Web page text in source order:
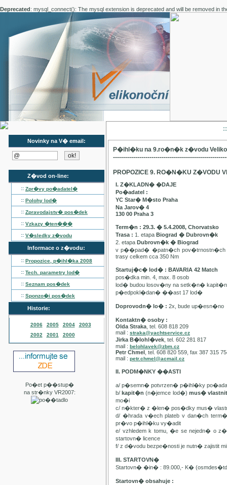
Deprecated: mysql_connect(): The mysql extension is deprecated and will be removed in
Novinky na V� email:
Z�vod on-line:
:: Zpr�vy po�adatel�
:: Polohy lod�
:: Zpravodajstv� pos�dek
:: Vzkazy �ten���
:: V�sledky z�vodu
Informace o z�vodu:
:: Propozice, p�ihl�ka 2008
:: Tech. parametry lod�
:: Seznam pos�dek
:: Sponzo�i pos�dek
Historie:
2006 2005 2004
2003
2002
2001 2000
Po�et p��stup�
na str�nky VR2007:
P�ihl�ku na 9.ro�n�k z�vodu
PROPOZICE 9. RO�N�KU Z�VODU
I. Z�KLADN� �DAJE
Po�adatel :
YC Star� M�sto Praha
Na Jarov� 4
130 00 Praha 3
Term�n : 29.3. � 5.4.2008, Chorvatsko
Trasa : 1. etapa Biograd � Dubrovn�k
2. etapa Dubrovn�k � Biograd
v p��pad� �patn�ch pov�trnostn�ch
trasy celkem cca 350 Nm
Startuj�c� lod� : BAVARIA 42 Match
pos�dka min. 4, max. 8 osob
lod� budou losov�ny na setk�n�
p�edpokl�dan� ��ast 17 lod�
Doprovodn� lo� : 2x, bude up�esn�no
Kontaktn� osoby :
Olda Straka , tel. 608 818 209
mail : straka@yachtservice.cz
Jirka B�lohl�vek , tel. 602 281 817
mail : belohlavek@zbm.cz
Petr Chmel , tel. 608 820 559, fax 387 315
mail : petr.chmel@acmail.cz
II. PODM�NKY ��ASTI
a/ p�semn� potvrzen� p�ihl�ky
b/kapit�n(n�jemce lod�) mus�
mo�i
c/ n�kter� z �len� pos�dky mus�
d/ �hrada v�ech plateb v dan�ch
pr�vo p�ihl�ku vy�adit
e/ vzhledem k tomu, �e se nejedn� o
startovn� licence
f/ z d�vodu bezpe�nosti je nutn� zajistit
III. STARTOVN�
Startovn� �in� : 89.000,- K�
Startovn� obsahuje :